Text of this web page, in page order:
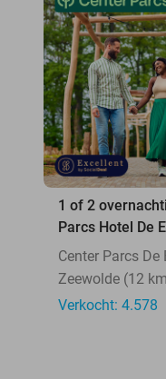
1 of 2
Parcs Hotel De
Center Parcs De
Zeewolde (12
Verkocht: 4.578